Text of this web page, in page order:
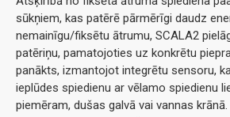
sūkņiem, kas patērē pārmērīgi daudz
nemainīgu/fiksētu ātrumu, SCALA2
patēriņu, pamatojoties uz konkrētu
panākts, izmantojot integrētu sensoru,
ieplūdes spiedienu ar vēlamo spiedienu
piemēram, dušas galvā vai vannas